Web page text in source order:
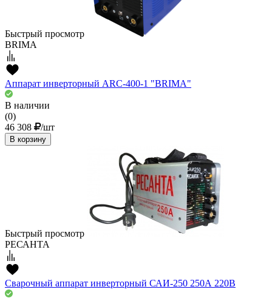
Быстрый просмотр
BRIMA
Аппарат инверторный ARC-400-1 "BRIMA"
В наличии
(0)
46 308
/шт
В корзину
Быстрый просмотр
РЕСАНТА
Сварочный аппарат инверторный САИ-250 250А 220В